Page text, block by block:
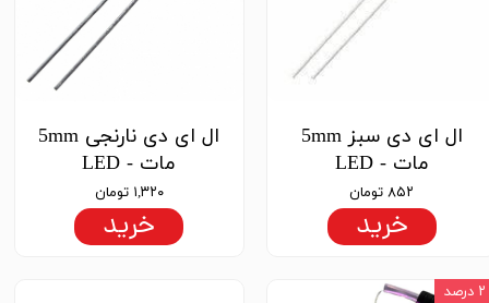
ال ای دی سبز 5mm
مات - LED
۸۵۲ تومان
خرید
ال ای دی نارنجی 5mm
مات - LED
۱,۳۲۰ تومان
خرید
۲ درصد